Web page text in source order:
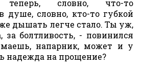
словно, что-то
душе, словно, кто-то губкой
дышать легче стало. Ты уж,
за болтливость, - повинился
напарник, может и у
надежда на прощение?